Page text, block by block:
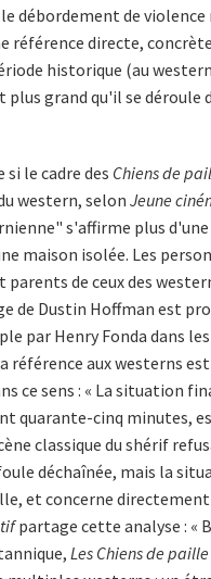
débordement de
référence directe,
historique (au
grand qu'il se déroule
le cadre des Chiens de
western, selon Jeune
s'affirme plus d'une
maison isolée. Les
parents de ceux des
de Dustin Hoffman est
par Henry Fonda dans
référence aux westerns
ce sens : « La situation
quarante-cinq minutes,
classique du shérif
déchaînée, mais la
et concerne
partage cette analyse : «
Les Chiens de paille